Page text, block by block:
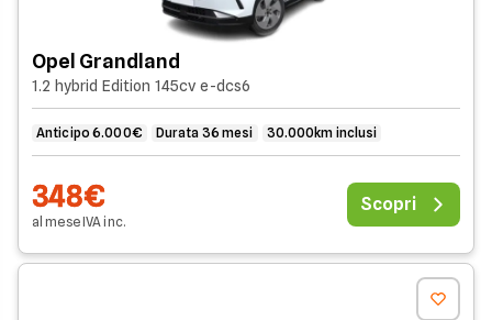
Opel Grandland
1.2 hybrid Edition 145cv e-dcs6
Anticipo 6.000€ Durata 36 mesi 30.000km inclusi
348€
al meseIVAinc.
Scopri